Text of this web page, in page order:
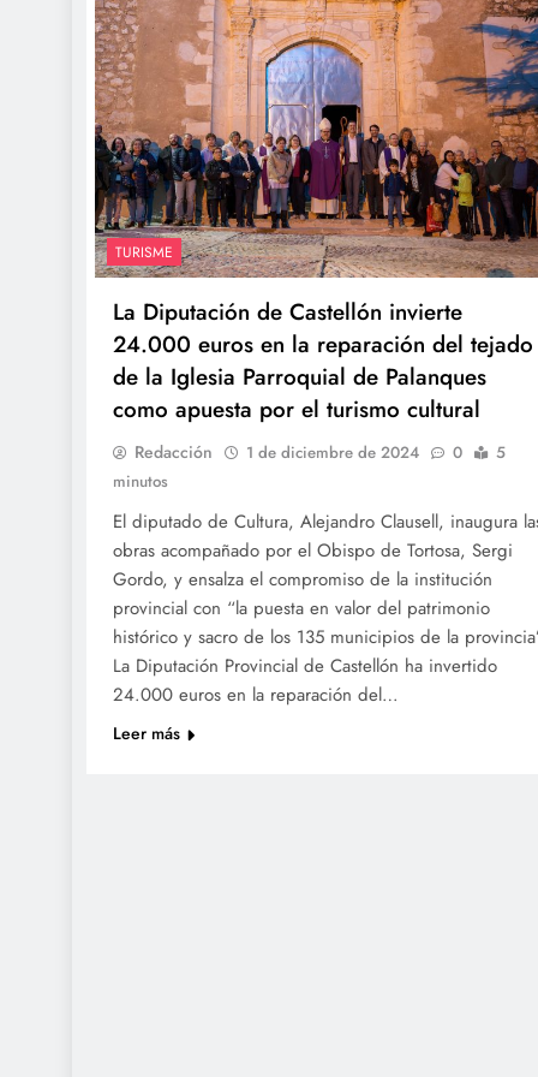
TURISME
La Diputación de Castellón invierte
24.000 euros en la reparación del tejado
de la Iglesia Parroquial de Palanques
como apuesta por el turismo cultural
Redacción 1 de diciembre de 2024 0
5
minutos
El diputado de Cultura, Alejandro Clausell, inaugura
obras acompañado por el Obispo de Tortosa, Sergi
Gordo, y ensalza el compromiso de la institución
provincial con “la puesta en valor del patrimonio
histórico y sacro de los 135 municipios de la
La Diputación Provincial de Castellón ha invertido
24.000 euros en la reparación del…
Leer más